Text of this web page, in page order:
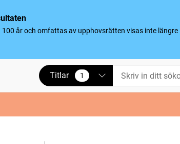
år och omfattas av upphovsrätten visas inte
Titlar 1
vald